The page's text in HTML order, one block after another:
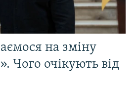
на зміну
Чого очікують від